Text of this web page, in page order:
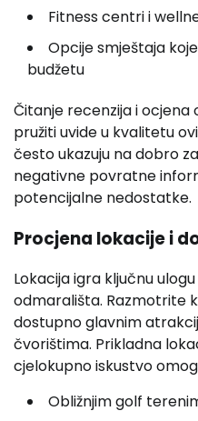
Fitness centri i
Opcije smještaja
budžetu
Čitanje recenzija i
pružiti uvide u kvalitetu
često ukazuju na dobro
negativne povratne
potencijalne nedostatke.
Procjena lokacije i
Lokacija igra ključnu
odmarališta. Razmotrite
dostupno glavnim
čvorištima. Prikladna
cjelokupno iskustvo
Obližnjim golf